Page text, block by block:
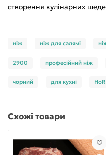
створення кулінарних
ніж ніж для салямі
2900 професійний ніж
чорний для кухні
Схожі товари